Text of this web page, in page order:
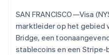
Nu bekijken
SAN FRANCISCO—Visa
marktleider op het gebied
Bridge, een
stablecoins en een Stripe-
English
Duitsland
Deutsch English
Estland
English